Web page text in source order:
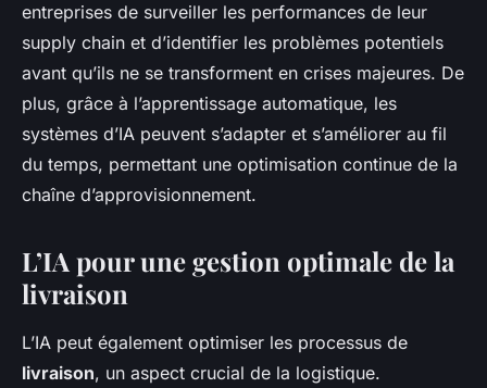
entreprises de surveiller les performances de leur
supply chain et d’identifier les problèmes potentiels
avant qu’ils ne se transforment en crises majeures. De
plus, grâce à l’apprentissage automatique, les
systèmes d’IA peuvent s’adapter et s’améliorer au fil
du temps, permettant une optimisation continue de la
chaîne d’approvisionnement.
L’IA pour une gestion optimale de la
livraison
L’IA peut également optimiser les processus de
livraison, un aspect crucial de la logistique.